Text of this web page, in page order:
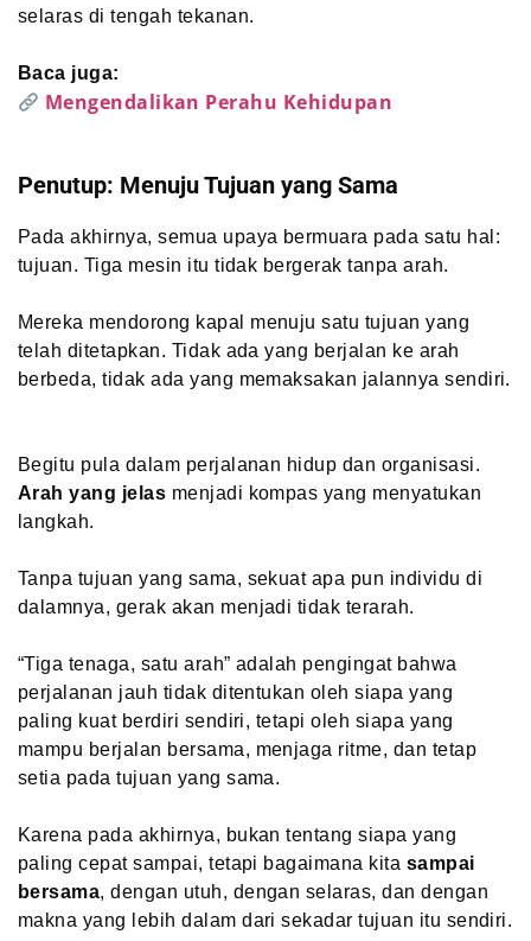
selaras di tengah tekanan.
Baca juga:
Mengendalikan Perahu Kehidupan
Penutup: Menuju Tujuan yang Sama
Pada akhirnya, semua upaya bermuara pada satu hal:
tujuan. Tiga mesin itu tidak bergerak tanpa arah.
Mereka mendorong kapal menuju satu tujuan yang
telah ditetapkan. Tidak ada yang berjalan ke arah
berbeda, tidak ada yang memaksakan jalannya sendiri.
Begitu pula dalam perjalanan hidup dan organisasi.
Arah yang jelas menjadi kompas yang menyatukan
langkah.
Tanpa tujuan yang sama, sekuat apa pun individu di
dalamnya, gerak akan menjadi tidak terarah.
“Tiga tenaga, satu arah” adalah pengingat bahwa
perjalanan jauh tidak ditentukan oleh siapa yang
paling kuat berdiri sendiri, tetapi oleh siapa yang
mampu berjalan bersama, menjaga ritme, dan tetap
setia pada tujuan yang sama.
Karena pada akhirnya, bukan tentang siapa yang
paling cepat sampai, tetapi bagaimana kita sampai
bersama, dengan utuh, dengan selaras, dan dengan
makna yang lebih dalam dari sekadar tujuan itu sendiri.